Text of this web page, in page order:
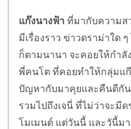
แก๊งนางฟ้า ที่มากับความส
มีเรื่องราว ข่าวดราม่าใด
ก็ตามนานา จะคอยให้กำลั
พี่คนโต ที่คอยทำให้กลุ่มแ
ปัญหากับมาคุยและคืนดีกั
รวมไปถึงเจนี่ ที่ไม่ว่าจะมี
โมเมนต์ แต่วันนี้ และวันี้ม